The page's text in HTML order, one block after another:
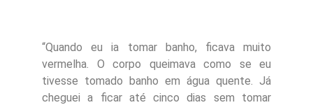
“Quando eu ia tomar banho, ficava muito
vermelha. O corpo queimava como se eu
tivesse tomado banho em água quente. Já
cheguei a ficar até cinco dias sem tomar